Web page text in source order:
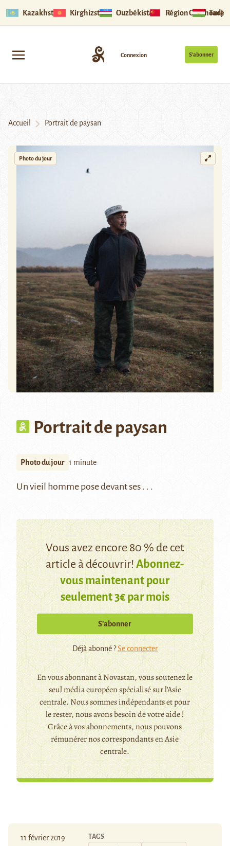
Kazakhstan Kirghizstan Ouzbékistan Région Ouïghoure
S’abonner
Connexion
Accueil Portrait de paysan
Photo du jour
Portrait de paysan
Photo du jour 1 minute
Un vieil homme pose devant ses . . .
Vous avez encore 80 % de cet
article à découvrir!Abonnez-
vous maintenant pour
seulement 3€ par mois
S’abonner
Déjà abonné ?Se connecter
En vous abonnant à Novastan, vous soutenez le
seul média européen spécialisé sur l'Asie
centrale. Nous sommes indépendants et pour
le rester, nous avons besoin de votre aide !
Grâce à vos abonnements, nous pouvons
rémunérer nos correspondants en Asie
centrale.
11 février 2019 TAGS